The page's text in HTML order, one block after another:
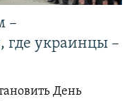
–
где украинцы –
День